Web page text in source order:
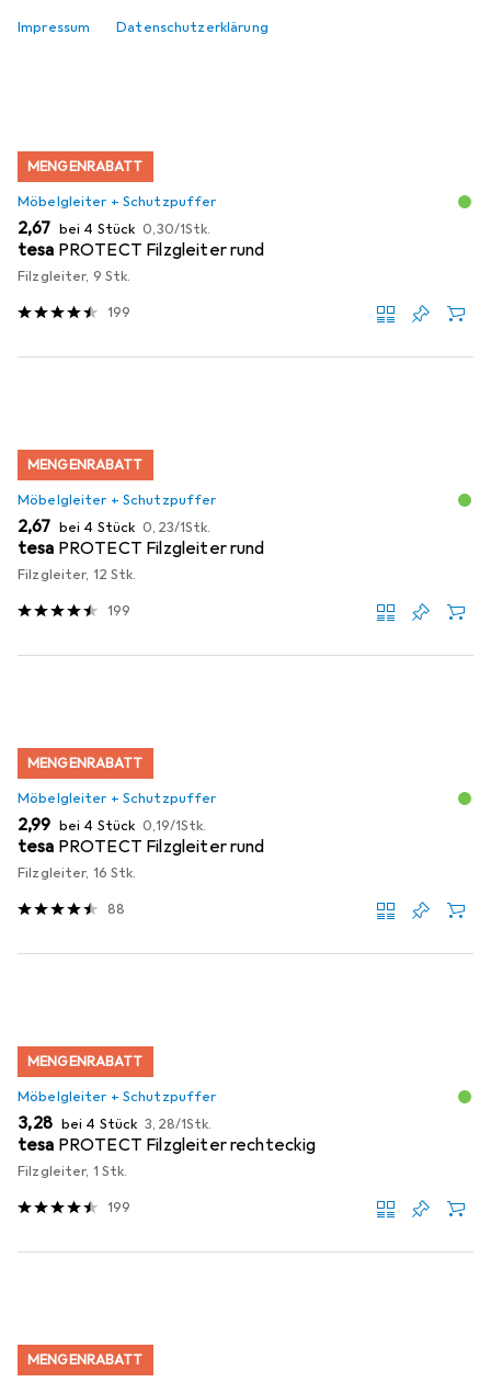
Impressum Datenschutzerklärung
MENGENRABATT
Möbelgleiter + Schutzpuffer
EUR
2,67 bei 4 Stück EUR
0,30/1Stk.
tesa PROTECT Filzgleiter rund
Filzgleiter, 9 Stk.
199
MENGENRABATT
Möbelgleiter + Schutzpuffer
EUR
2,67 bei 4 Stück EUR
0,23/1Stk.
tesa PROTECT Filzgleiter rund
Filzgleiter, 12 Stk.
199
MENGENRABATT
Möbelgleiter + Schutzpuffer
EUR
2,99 bei 4 Stück EUR
0,19/1Stk.
tesa PROTECT Filzgleiter rund
Filzgleiter, 16 Stk.
88
MENGENRABATT
Möbelgleiter + Schutzpuffer
EUR
3,28 bei 4 Stück EUR
3,28/1Stk.
tesa PROTECT Filzgleiter rechteckig
Filzgleiter, 1 Stk.
199
MENGENRABATT